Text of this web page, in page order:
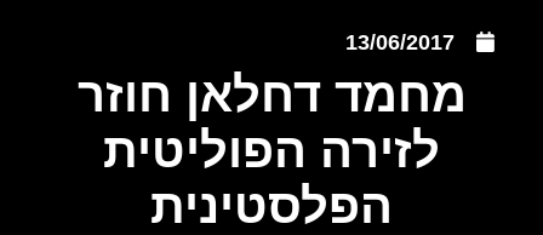
13/06/2017
מחמד דחלאן חוזר
לזירה הפוליטית
הפלסטינית